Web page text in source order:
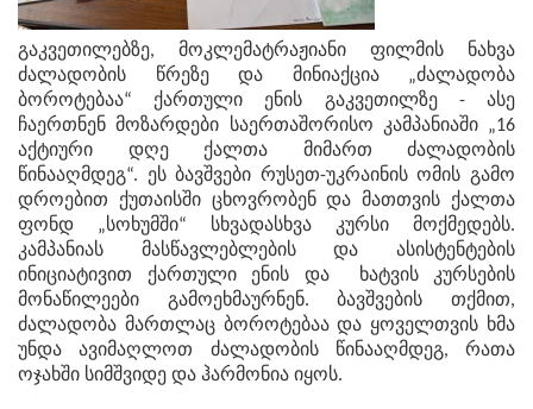
გაკვეთილებზე, მოკლემატრაჟიანი ფილმის ნახვა
ძალადობის წრეზე და მინიაქცია „ძალადობა
ბოროტებაა“ ქართული ენის გაკვეთილზე - ასე
ჩაერთნენ მოზარდები საერთაშორისო კამპანიაში „16
აქტიური დღე ქალთა მიმართ ძალადობის
წინააღმდეგ“. ეს ბავშვები რუსეთ-უკრაინის ომის გამო
დროებით ქუთაისში ცხოვრობენ და მათთვის ქალთა
ფონდ „სოხუმში“ სხვადასხვა კურსი მოქმედებს.
კამპანიას მასწავლებლების და ასისტენტების
ინიციატივით ქართული ენის და ხატვის კურსების
მონაწილეები გამოეხმაურნენ. ბავშვების თქმით,
ძალადობა მართლაც ბოროტებაა და ყოველთვის ხმა
უნდა ავიმაღლოთ ძალადობის წინააღმდეგ, რათა
ოჯახში სიმშვიდე და ჰარმონია იყოს.